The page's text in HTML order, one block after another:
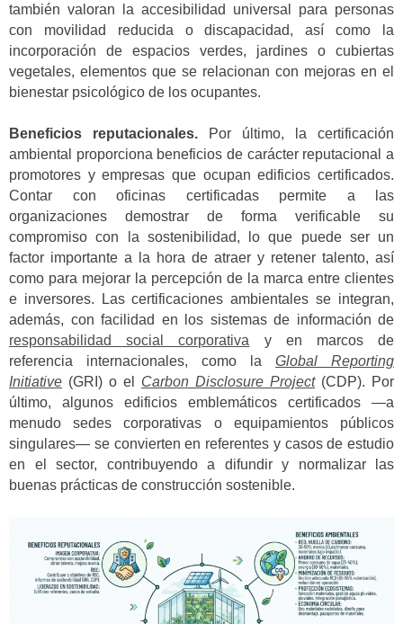
también valoran la accesibilidad universal para personas
con movilidad reducida o discapacidad, así como la
incorporación de espacios verdes, jardines o cubiertas
vegetales, elementos que se relacionan con mejoras en el
bienestar psicológico de los ocupantes.
Beneficios reputacionales. Por último, la certificación
ambiental proporciona beneficios de carácter reputacional a
promotores y empresas que ocupan edificios certificados.
Contar con oficinas certificadas permite a las
organizaciones demostrar de forma verificable su
compromiso con la sostenibilidad, lo que puede ser un
factor importante a la hora de atraer y retener talento, así
como para mejorar la percepción de la marca entre clientes
e inversores. Las certificaciones ambientales se integran,
además, con facilidad en los sistemas de información de
responsabilidad social corporativa y en marcos de
referencia internacionales, como la Global Reporting
Initiative (GRI) o el Carbon Disclosure Project(CDP). Por
último, algunos edificios emblemáticos certificados —a
menudo sedes corporativas o equipamientos públicos
singulares— se convierten en referentes y casos de estudio
en el sector, contribuyendo a difundir y normalizar las
buenas prácticas de construcción sostenible.